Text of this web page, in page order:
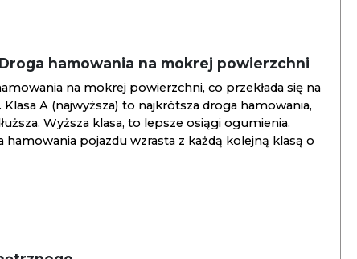
hamowania na mokrej powierzchni
na mokrej powierzchni, co przekłada się na
A (najwyższa) to najkrótsza droga hamowania,
Wyższa klasa, to lepsze osiągi ogumienia.
hamowania pojazdu wzrasta z każdą kolejną klasą o